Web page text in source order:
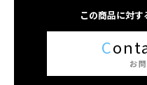
この商品に対
C
お